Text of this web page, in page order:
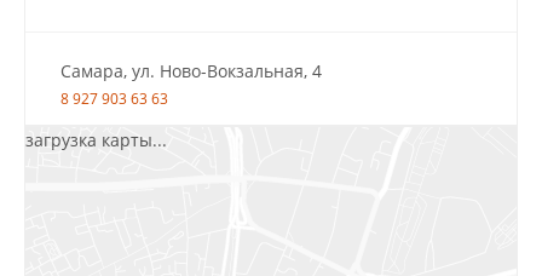
Самара, ул. Ново-Вокзальная, 4
8 927 903 63 63
загрузка карты...